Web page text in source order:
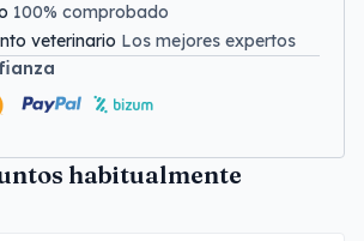
100% comprobado
veterinario Los mejores expertos
habitualmente